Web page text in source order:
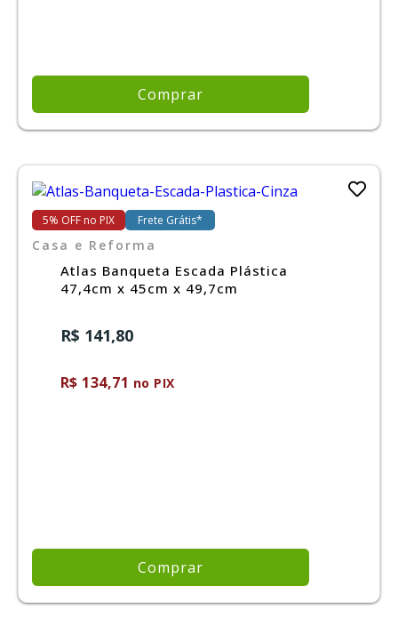
Comprar
5% OFF no PIX Frete Grátis*
Casa e Reforma
Atlas Banqueta Escada Plástica
47,4cm x 45cm x 49,7cm
R$ 141,80
R$ 134,71 no PIX
Comprar